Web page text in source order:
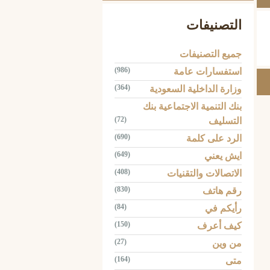
التصنيفات
جميع التصنيفات
استفسارات عامة
(986)
وزارة الداخلية السعودية (364)
بنك التنمية الاجتماعية بنك
التسليف
(72)
الرد على كلمة (690)
ايش يعني (649)
الاتصالات والتقنيات (408)
رقم هاتف (830)
رأيكم في (84)
كيف أعرف (150)
من وين (27)
متى (164)